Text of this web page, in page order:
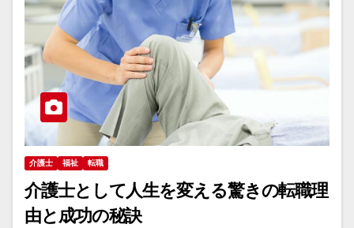
介護士 福祉 転職
介護士として人生を変える驚きの転職理
由と成功の秘訣